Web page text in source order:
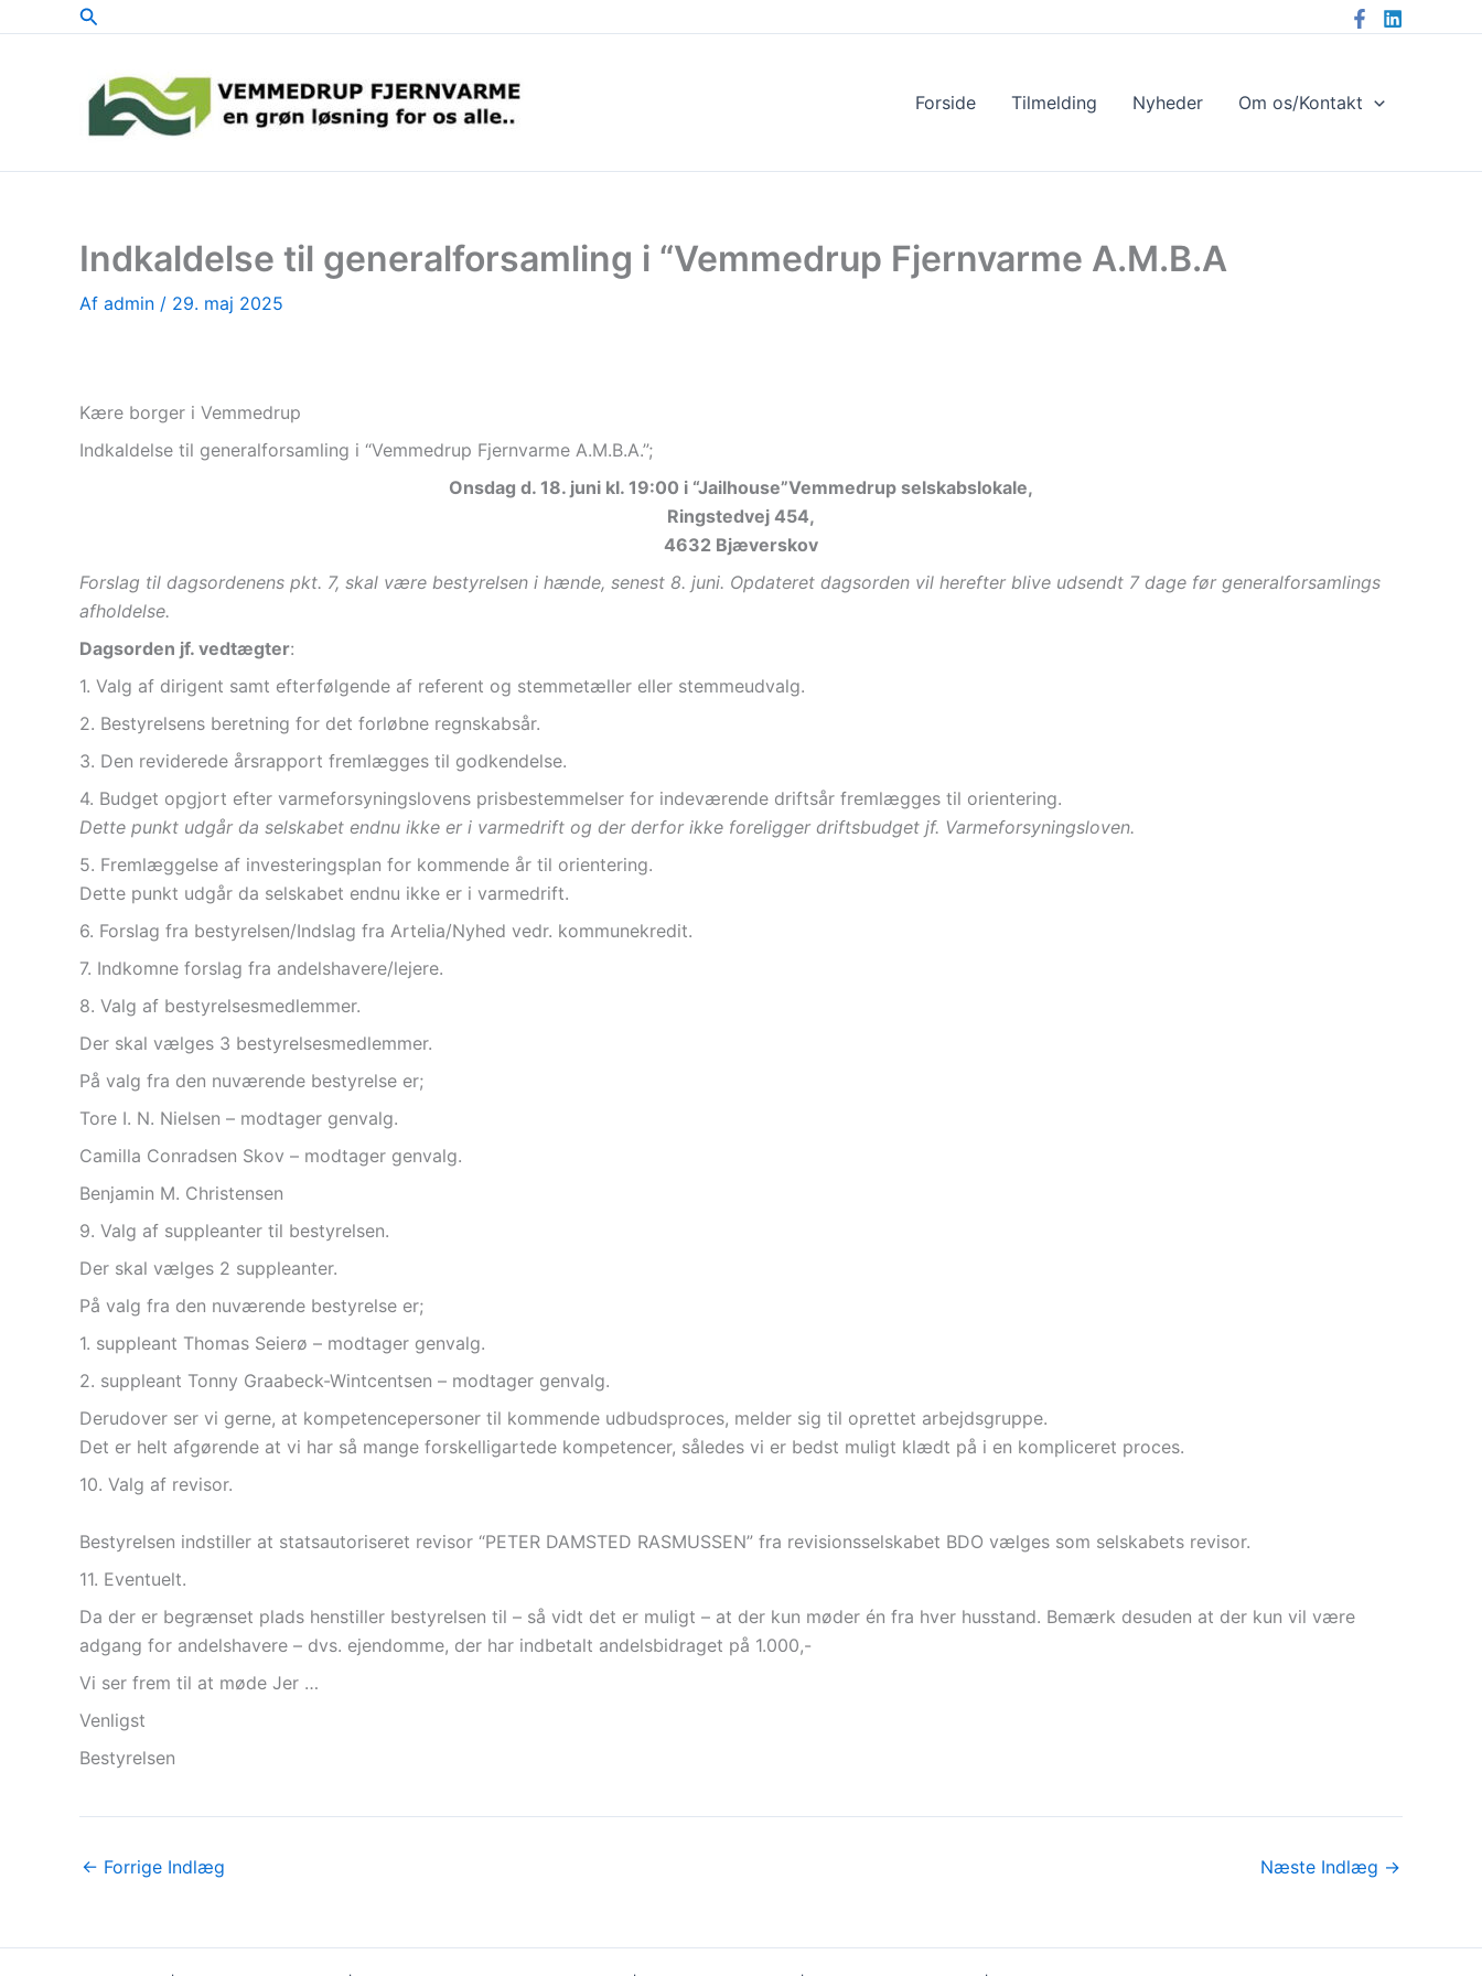
Søg
Forside Tilmelding Nyheder Om os/Kontakt
Indkaldelse til generalforsamling i “Vemmedrup Fjernvarme A.M.B.A
Af admin / 29. maj 2025
Kære borger i Vemmedrup
Indkaldelse til generalforsamling i “Vemmedrup Fjernvarme A.M.B.A.”;
Onsdag d. 18. juni kl. 19:00 i “Jailhouse”Vemmedrup selskabslokale,
Ringstedvej 454,
4632 Bjæverskov
Forslag til dagsordenens pkt. 7, skal være bestyrelsen i hænde, senest 8. juni. Opdateret dagsorden vil herefter blive udsendt 7 dage før generalforsamlings
afholdelse.
Dagsorden jf. vedtægter:
1. Valg af dirigent samt efterfølgende af referent og stemmetæller eller stemmeudvalg.
2. Bestyrelsens beretning for det forløbne regnskabsår.
3. Den reviderede årsrapport fremlægges til godkendelse.
4. Budget opgjort efter varmeforsyningslovens prisbestemmelser for indeværende driftsår fremlægges til orientering.
Dette punkt udgår da selskabet endnu ikke er i varmedrift og der derfor ikke foreligger driftsbudget jf. Varmeforsyningsloven.
5. Fremlæggelse af investeringsplan for kommende år til orientering.
Dette punkt udgår da selskabet endnu ikke er i varmedrift.
6. Forslag fra bestyrelsen/Indslag fra Artelia/Nyhed vedr. kommunekredit.
7. Indkomne forslag fra andelshavere/lejere.
8. Valg af bestyrelsesmedlemmer.
Der skal vælges 3 bestyrelsesmedlemmer.
På valg fra den nuværende bestyrelse er;
Tore I. N. Nielsen – modtager genvalg.
Camilla Conradsen Skov – modtager genvalg.
Benjamin M. Christensen
9. Valg af suppleanter til bestyrelsen.
Der skal vælges 2 suppleanter.
På valg fra den nuværende bestyrelse er;
1. suppleant Thomas Seierø – modtager genvalg.
2. suppleant Tonny Graabeck-Wintcentsen – modtager genvalg.
Derudover ser vi gerne, at kompetencepersoner til kommende udbudsproces, melder sig til oprettet arbejdsgruppe.
Det er helt afgørende at vi har så mange forskelligartede kompetencer, således vi er bedst muligt klædt på i en kompliceret proces.
10. Valg af revisor.
Bestyrelsen indstiller at statsautoriseret revisor “PETER DAMSTED RASMUSSEN” fra revisionsselskabet BDO vælges som selskabets revisor.
11. Eventuelt.
Da der er begrænset plads henstiller bestyrelsen til – så vidt det er muligt – at der kun møder én fra hver husstand. Bemærk desuden at der kun vil være
adgang for andelshavere – dvs. ejendomme, der har indbetalt andelsbidraget på 1.000,-
Vi ser frem til at møde Jer …
Venligst
Bestyrelsen
← Forrige Indlæg Næste Indlæg →